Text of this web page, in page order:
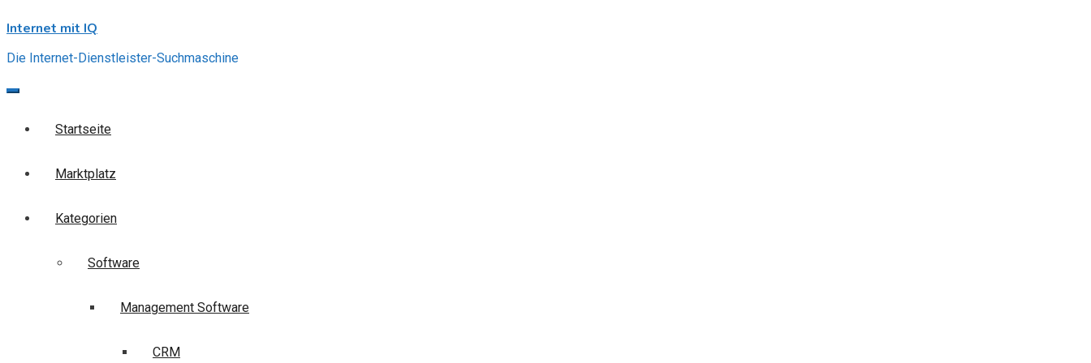
to
Internet mit IQ
Die Internet-Dienstleister-Suchmaschine
Startseite
Marktplatz
Kategorien
Software
Management Software
CRM